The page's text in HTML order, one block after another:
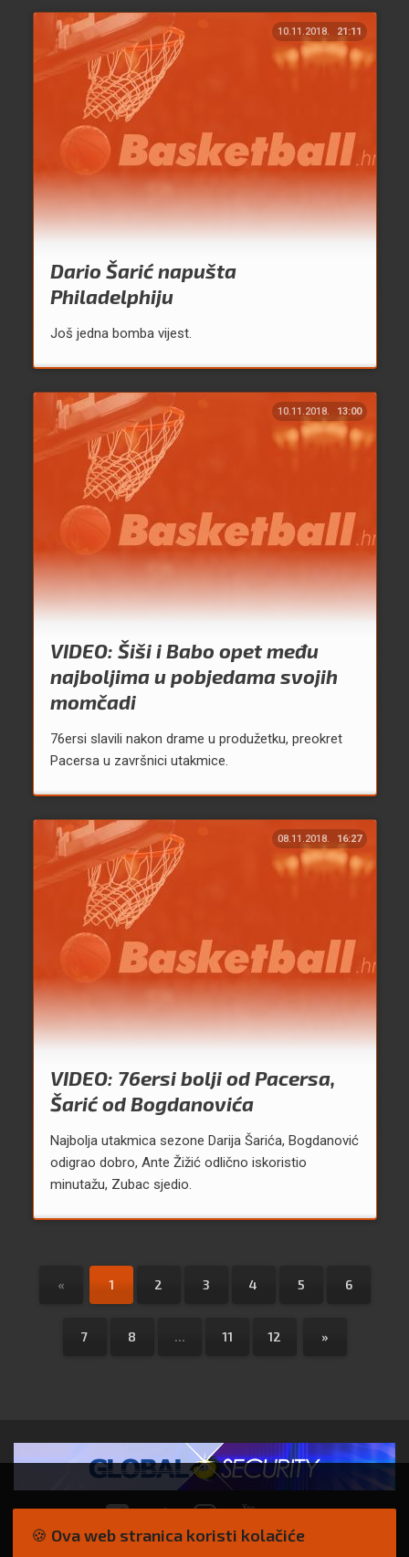
10.11.2018. 21:11
Dario Šarić napušta
Philadelphiju
Još jedna bomba vijest.
10.11.2018. 13:00
VIDEO: Šiši i Babo opet među
najboljima u pobjedama svojih
momčadi
76ersi slavili nakon drame u produžetku, preokret
Pacersa u završnici utakmice.
08.11.2018. 16:27
VIDEO: 76ersi bolji od Pacersa,
Šarić od Bogdanovića
Najbolja utakmica sezone Darija Šarića, Bogdanović
odigrao dobro, Ante Žižić odlično iskoristio
minutažu, Zubac sjedio.
« 1 2 3 4 5 6
7 8 ... 11 12 »
🍪 Ova web stranica koristi kolačiće